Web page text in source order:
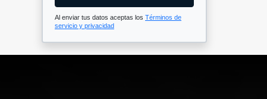
Al enviar tus datos aceptas los Términos de
servicio y privacidad